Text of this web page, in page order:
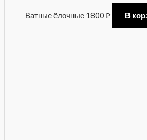
Ватные ёлочные 1800 ₽ В